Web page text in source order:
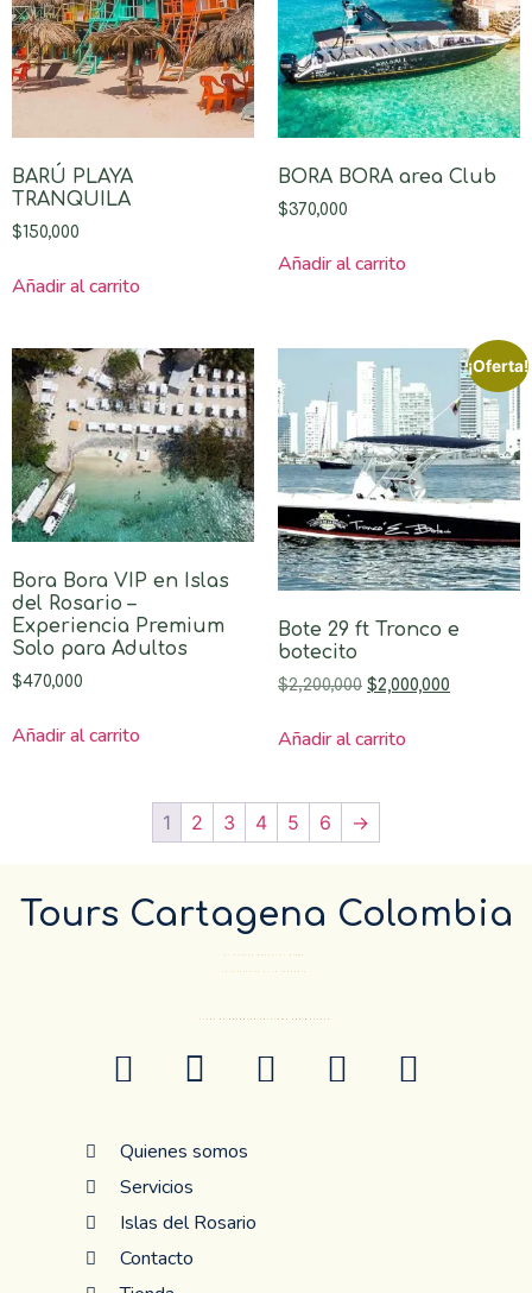
BARÚ PLAYA
TRANQUILA
$150,000
Añadir al carrito
BORA BORA area Club
$370,000
Añadir al carrito
Bora Bora VIP en Islas
del Rosario –
Experiencia Premium
Solo para Adultos
$470,000
Añadir al carrito
¡Oferta!
Bote 29 ft Tronco e
botecito
$2,200,000 $2,000,000
Añadir al carrito
1 2 3 4 5 6 →
Tours Cartagena Colombia
Quienes somos
Servicios
Islas del Rosario
Contacto